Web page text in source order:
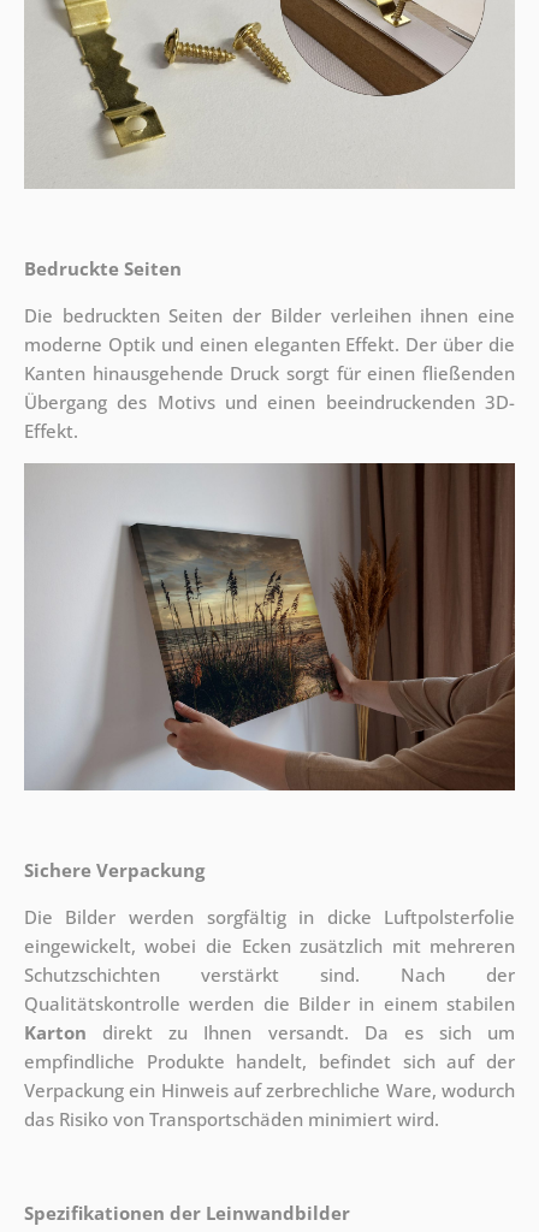
Bedruckte Seiten
Die bedruckten Seiten der Bilder verleihen ihnen eine
moderne Optik und einen eleganten Effekt. Der über die
Kanten hinausgehende Druck sorgt für einen fließenden
Übergang des Motivs und einen beeindruckenden 3D-
Effekt.
Sichere Verpackung
Die Bilder werden sorgfältig in dicke Luftpolsterfolie
eingewickelt, wobei die Ecken zusätzlich mit mehreren
Schutzschichten verstärkt sind. Nach der
Qualitätskontrolle werden die Bilder in einem stabilen
Karton direkt zu Ihnen versandt. Da es sich um
empfindliche Produkte handelt, befindet sich auf der
Verpackung ein Hinweis auf zerbrechliche Ware, wodurch
das Risiko von Transportschäden minimiert wird.
Spezifikationen der Leinwandbilder